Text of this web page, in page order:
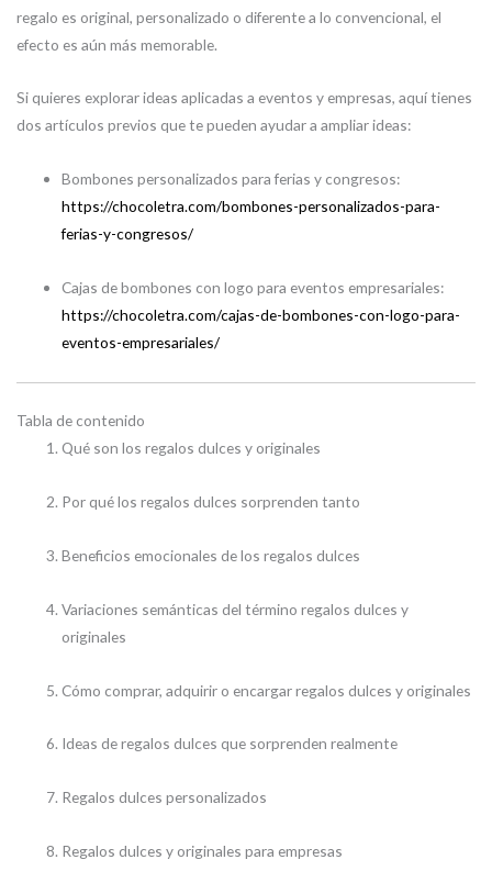
regalo es original, personalizado o diferente a lo convencional, el
efecto es aún más memorable.
Si quieres explorar ideas aplicadas a eventos y empresas, aquí tienes
dos artículos previos que te pueden ayudar a ampliar ideas:
Bombones personalizados para ferias y congresos:
https://chocoletra.com/bombones-personalizados-para-
ferias-y-congresos/
Cajas de bombones con logo para eventos empresariales:
https://chocoletra.com/cajas-de-bombones-con-logo-para-
eventos-empresariales/
Tabla de contenido
Qué son los regalos dulces y originales
Por qué los regalos dulces sorprenden tanto
Beneficios emocionales de los regalos dulces
Variaciones semánticas del término regalos dulces y
originales
Cómo comprar, adquirir o encargar regalos dulces y originales
Ideas de regalos dulces que sorprenden realmente
Regalos dulces personalizados
Regalos dulces y originales para empresas